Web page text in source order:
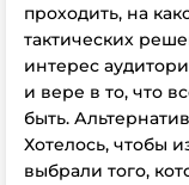
проходить, на
тактических
интерес
и вере в то, что
быть.
Хотелось, чтобы
выбрали того,